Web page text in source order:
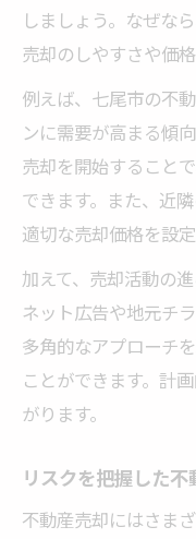
しましょう。なぜな
売却のしやすさや価
例えば、七尾市の不
ンに需要が高まる傾
売却を開始すること
できます。また、近
適切な売却価格を設
加えて、売却活動の
ネット広告や地元チ
多角的なアプローチ
ことができます。計
がります。
リスクを把握した
不動産売却にはさま